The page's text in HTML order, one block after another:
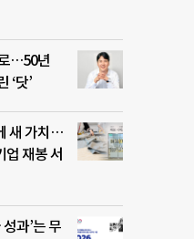
…50년
‘닷’
새 가치…
재봉 서
과’는 무